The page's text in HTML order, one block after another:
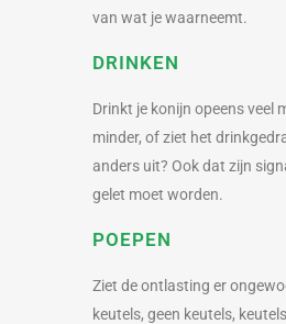
van wat je waarneemt.
DRINKEN
Drinkt je konijn opeens veel
minder, of ziet het
anders uit? Ook dat zijn
gelet moet worden.
POEPEN
Ziet de ontlasting er
keutels, geen keutels,